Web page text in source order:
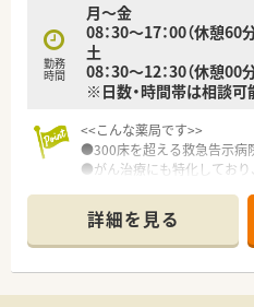
勤務
時間
月～金
08：30～17：00（休憩60分
土
08：30～12：30（休憩00分
※日数・時間帯は相談可
<<こんな薬局です>>
●300床を超える救急告示病
●がん治療にも特化しており
詳細を見る